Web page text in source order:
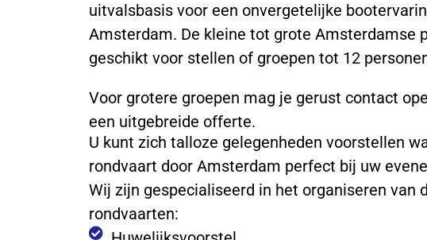
uitvalsbasis voor een onvergetelijke
Amsterdam. De kleine tot grote Amsterdamse
geschikt voor stellen of groepen tot 12
Voor grotere groepen mag je gerust contact
een uitgebreide offerte.
U kunt zich talloze gelegenheden voorstellen
rondvaart door Amsterdam perfect bij uw
Wij zijn gespecialiseerd in het organiseren van
rondvaarten: